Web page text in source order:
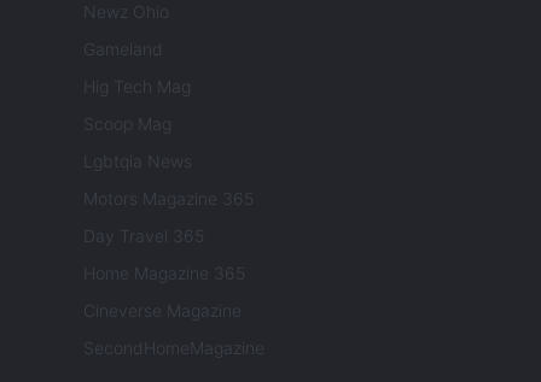
Newz Ohio
Gameland
Hig Tech Mag
Scoop Mag
Lgbtqia News
Motors Magazine 365
Day Travel 365
Home Magazine 365
Cineverse Magazine
SecondHomeMagazine